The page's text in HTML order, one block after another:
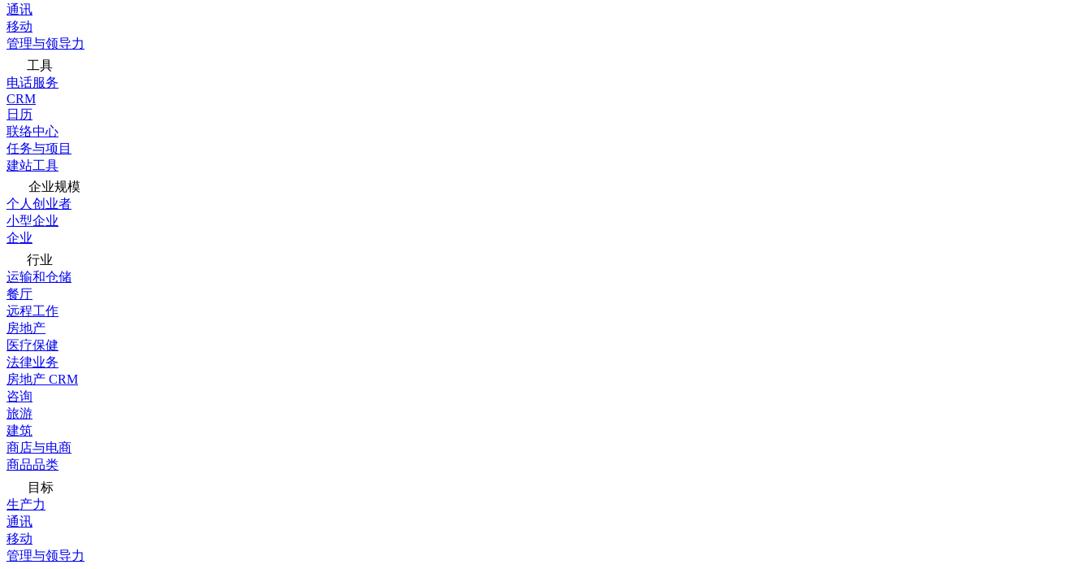
通讯
移动
管理与领导力
工具
电话服务
CRM
日历
联络中心
任务与项目
建站工具
企业规模
个人创业者
小型企业
企业
行业
运输和仓储
餐厅
远程工作
房地产
医疗保健
法律业务
房地产 CRM
咨询
旅游
建筑
商店与电商
商品品类
目标
生产力
通讯
移动
管理与领导力